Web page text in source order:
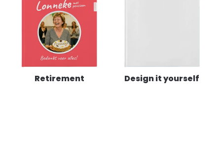
Retirement Design it yourself